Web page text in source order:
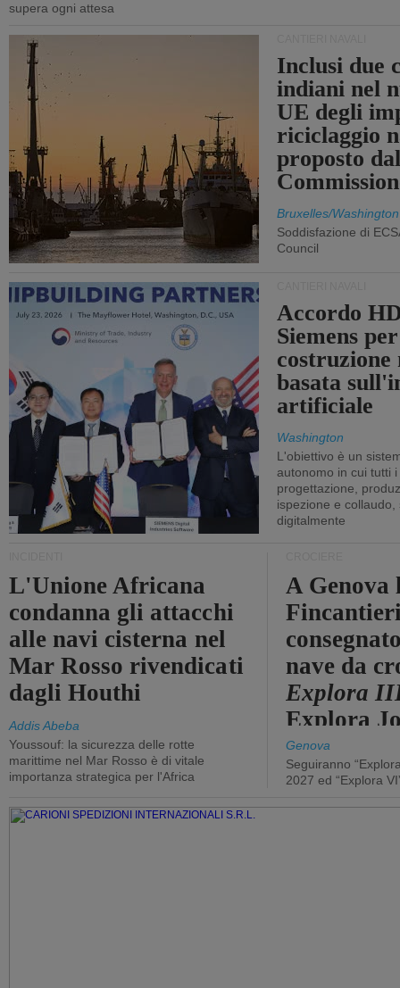
supera ogni attesa
Inclusi due
indiani nel
UE degli
riciclaggio
proposto
Bruxelles/Washington
Soddisfazione di
Council
Accordo
Siemens
costruzione
basata
artificiale
Washington
L'obiettivo è un
autonomo in cui tutti
progettazione,
ispezione e collaudo,
digitalmente
L'Unione Africana
condanna gli attacchi
alle navi cisterna nel
Mar Rosso rivendicati
dagli Houthi
Addis Abeba
Youssouf: la sicurezza delle rotte
marittime nel Mar Rosso è di vitale
importanza strategica per l'Africa
A Genova
nave da
Explora
Explora
Genova
Seguiranno
2027 ed “Explora